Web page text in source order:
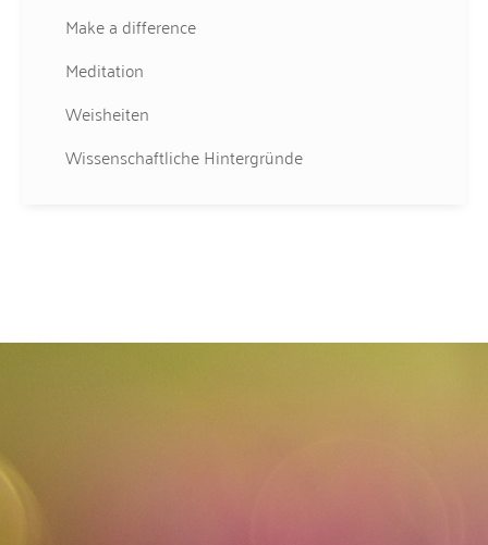
Make a difference
Meditation
Weisheiten
Wissenschaftliche Hintergründe